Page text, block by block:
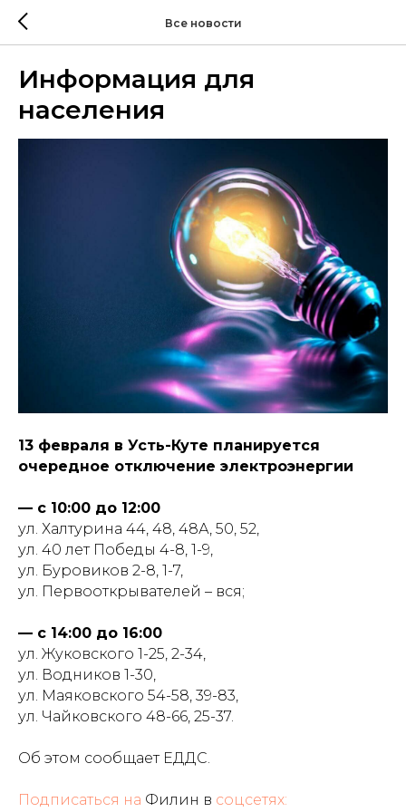
Все новости
Информация для
населения
13 февраля в Усть-Куте планируется
очередное отключение электроэнергии
— с 10:00 до 12:00
ул. Халтурина 44, 48, 48А, 50, 52,
ул. 40 лет Победы 4-8, 1-9,
ул. Буровиков 2-8, 1-7,
ул. Первооткрывателей – вся;
— с 14:00 до 16:00
ул. Жуковского 1-25, 2-34,
ул. Водников 1-30,
ул. Маяковского 54-58, 39-83,
ул. Чайковского 48-66, 25-37.
Об этом сообщает ЕДДС
Подписаться на Филин в соцсетях: